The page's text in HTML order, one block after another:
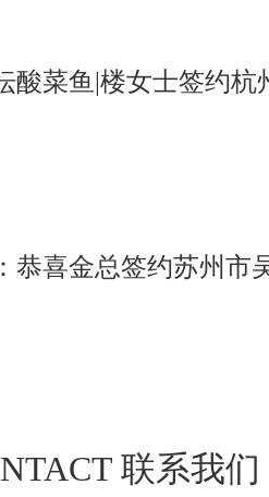
酸菜鱼|楼女士签约杭
恭喜金总签约苏州市
联系我们